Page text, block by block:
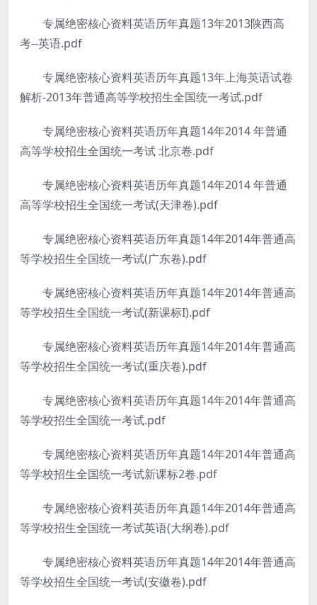
专属绝密核心资料英语历年真题13年2013陕西高
考--英语.pdf
专属绝密核心资料英语历年真题13年上海英语试卷
解析-2013年普通高等学校招生全国统一考试.pdf
专属绝密核心资料英语历年真题14年2014 年普通
高等学校招生全国统一考试 北京卷.pdf
专属绝密核心资料英语历年真题14年2014 年普通
高等学校招生全国统一考试(天津卷).pdf
专属绝密核心资料英语历年真题14年2014年普通高
等学校招生全国统一考试(广东卷).pdf
专属绝密核心资料英语历年真题14年2014年普通高
等学校招生全国统一考试(新课标I).pdf
专属绝密核心资料英语历年真题14年2014年普通高
等学校招生全国统一考试(重庆卷).pdf
专属绝密核心资料英语历年真题14年2014年普通高
等学校招生全国统一考试.pdf
专属绝密核心资料英语历年真题14年2014年普通高
等学校招生全国统一考试新课标2卷.pdf
专属绝密核心资料英语历年真题14年2014年普通高
等学校招生全国统一考试英语(大纲卷).pdf
专属绝密核心资料英语历年真题14年2014年普通高
等学校招生全国统一考试(安徽卷).pdf